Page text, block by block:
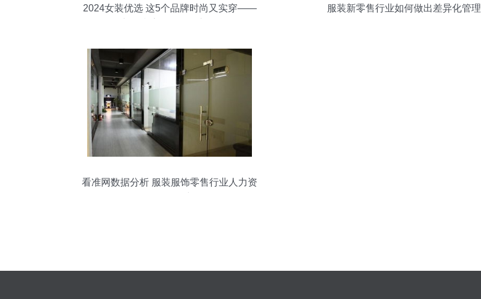
2024女装优选 这5个品牌时尚又实穿——
服装新零售行业如何做出差异化管理
看准网数据分析 服装服饰零售行业人力资